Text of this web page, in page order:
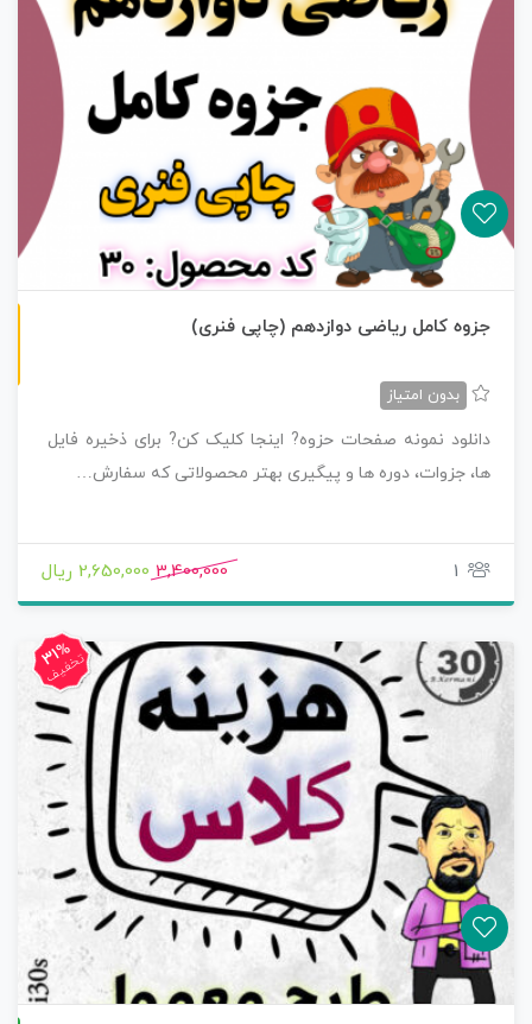
جزوه کامل ریاضی دوازدهم (چاپی فنری)
بدون امتیاز
دانلود نمونه صفحات حزوه? اینجا کلیک کن? برای ذخیره فایل
ها، جزوات، دوره ها و پیگیری بهتر محصولاتی که سفارش…
1
3,400,000 2,650,000 ریال
31%
تخفیف